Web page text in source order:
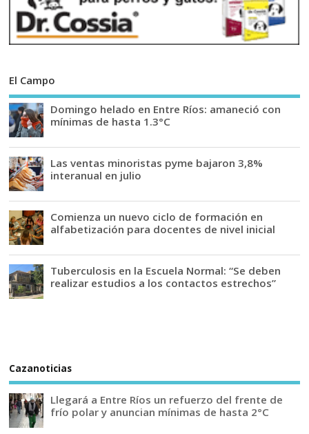
El Campo
Domingo helado en Entre Ríos: amaneció con
mínimas de hasta 1.3°C
Las ventas minoristas pyme bajaron 3,8%
interanual en julio
Comienza un nuevo ciclo de formación en
alfabetización para docentes de nivel inicial
Tuberculosis en la Escuela Normal: “Se deben
realizar estudios a los contactos estrechos”
Cazanoticias
Llegará a Entre Ríos un refuerzo del frente de
frío polar y anuncian mínimas de hasta 2°C